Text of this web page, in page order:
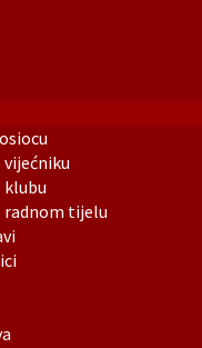
radnom tijelu